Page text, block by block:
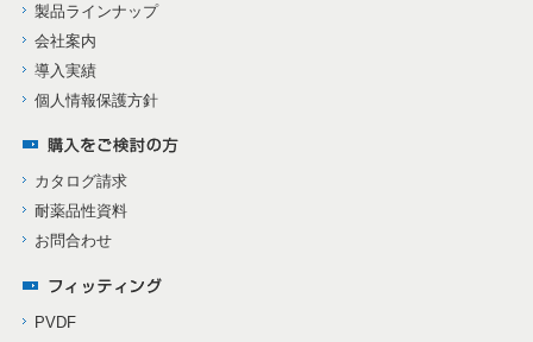
製品ラインナップ
会社案内
導入実績
個人情報保護方針
カタログ請求
耐薬品性資料
お問合わせ
PVDF